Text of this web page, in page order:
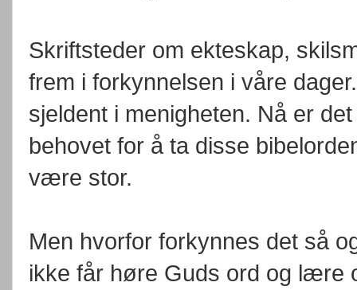
Skriftsteder om ekteskap,
frem i forkynnelsen i våre
sjeldent i menigheten. Nå er
behovet for å ta disse
være stor.
Men hvorfor forkynnes det så
ikke får høre Guds ord og lære